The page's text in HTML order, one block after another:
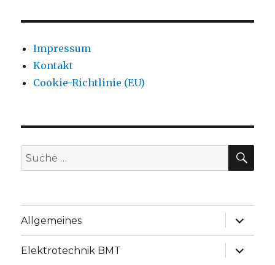
Impressum
Kontakt
Cookie-Richtlinie (EU)
Suche
nach:
Allgemeines
Elektrotechnik BMT